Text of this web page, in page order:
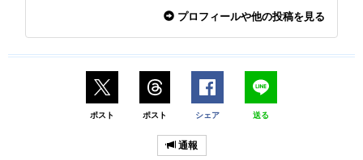
プロフィールや他の投稿を見る
ポスト ポスト シェア 送る
通報